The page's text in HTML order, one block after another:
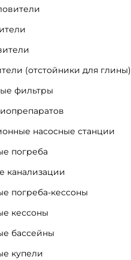
(отстойники для глины)
фильтры
насосные станции
погреба
канализации
погреба-кессоны
кессоны
бассейны
купели